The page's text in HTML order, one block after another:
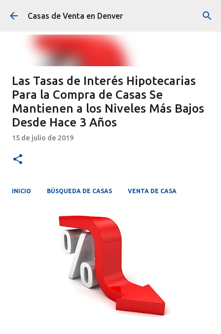
Ir al contenido principal
Casas de Venta en Denver
Las Tasas de Interés Hipotecarias
Para la Compra de Casas Se
Mantienen a los Niveles Más Bajos
Desde Hace 3 Años
15 de julio de 2019
INICIO BÚSQUEDA DE CASAS VENTA DE CASA